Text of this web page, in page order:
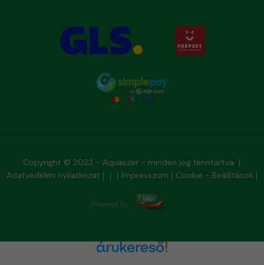
Copyright © 2023 - Aquaszer - minden jog fenntartva
Adatvédelmi nyilatkozat
Impresszum Cookie - Beállítások